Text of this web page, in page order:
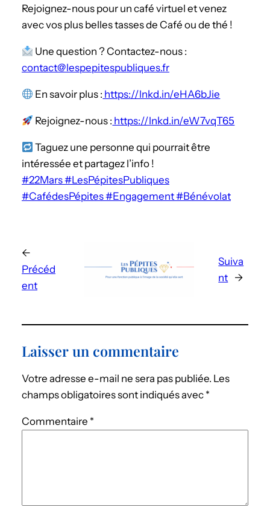
Rejoignez-nous pour un café virtuel et venez
avec vos plus belles tasses de Café ou de thé !
Une question ? Contactez-nous :
contact@lespepitespubliques.fr
En savoir plus : https://lnkd.in/eHA6bJie
Rejoignez-nous : https://lnkd.in/eW7vqT65
Taguez une personne qui pourrait être
intéressée et partagez l’info !
#22Mars#LesPépitesPubliques
#CafédesPépites#Engagement#Bénévolat
←
Précéd
ent
Suiva
nt →
Laisser un commentaire
Votre adresse e-mail ne sera pas publiée. Les
champs obligatoires sont indiqués avec *
Commentaire *